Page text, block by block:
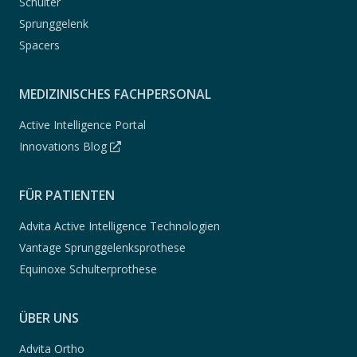
Sprunggelenk
Spacers
MEDIZINISCHES FACHPERSONAL
Active Intelligence Portal
Innovations Blog
FÜR PATIENTEN
Advita Active Intelligence Technologien
Vantage Sprunggelenksprothese
Equinoxe Schulterprothese
ÜBER UNS
Advita Ortho